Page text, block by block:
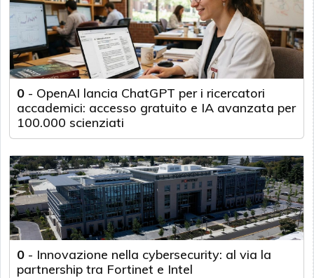
0 - OpenAI lancia ChatGPT per i ricercatori
accademici: accesso gratuito e IA avanzata per
100.000 scienziati
0 - Innovazione nella cybersecurity: al via la
partnership tra Fortinet e Intel